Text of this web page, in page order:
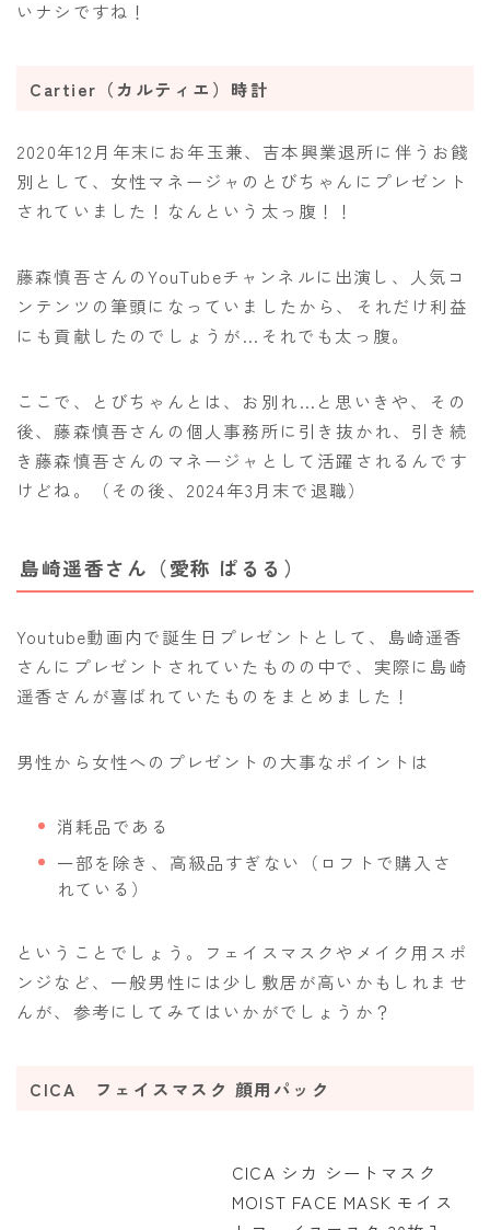
いナシですね！
Cartier（カルティエ）時計
2020年12月年末にお年玉兼、吉本興業退所に伴うお餞
別として、女性マネージャのとびちゃんにプレゼント
されていました！なんという太っ腹！！
藤森慎吾さんのYouTubeチャンネルに出演し、人気コ
ンテンツの筆頭になっていましたから、それだけ利益
にも貢献したのでしょうが…それでも太っ腹。
ここで、とびちゃんとは、お別れ…と思いきや、その
後、藤森慎吾さんの個人事務所に引き抜かれ、引き続
き藤森慎吾さんのマネージャとして活躍されるんです
けどね。（その後、2024年3月末で退職）
島崎遥香さん（愛称 ぱるる）
Youtube動画内で誕生日プレゼントとして、島崎遥香
さんにプレゼントされていたものの中で、実際に島崎
遥香さんが喜ばれていたものをまとめました！
男性から女性へのプレゼントの大事なポイントは
消耗品である
一部を除き、高級品すぎない（ロフトで購入さ
れている）
ということでしょう。フェイスマスクやメイク用スポ
ンジなど、一般男性には少し敷居が高いかもしれませ
んが、参考にしてみてはいかがでしょうか？
CICA フェイスマスク 顔用パック
CICA シカ シートマスク
MOIST FACE MASK モイス